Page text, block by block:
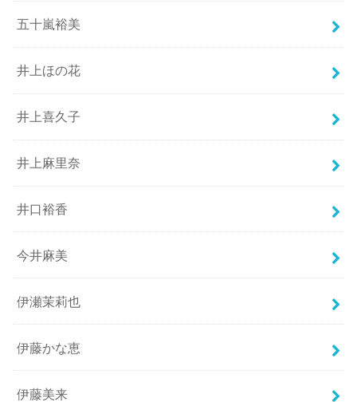
五十嵐裕美
井上ほの花
井上喜久子
井上麻里奈
井口裕香
今井麻美
伊瀬茉莉也
伊藤かな恵
伊藤美来